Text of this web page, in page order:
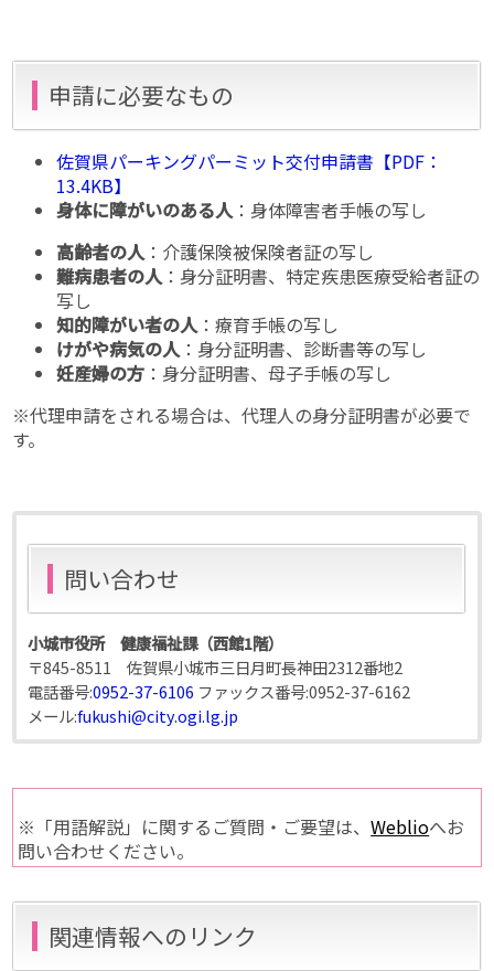
申請に必要なもの
佐賀県パーキングパーミット交付申請書【PDF：
13.4KB】
身体に障がいのある人 ：身体障害者手帳の写し
高齢者の人 ：介護保険被保険者証の写し
難病患者の人 ：身分証明書、特定疾患医療受給者証の
写し
知的障がい者の人 ：療育手帳の写し
けがや病気の人 ：身分証明書、診断書等の写し
妊産婦の方 ：身分証明書、母子手帳の写し
※代理申請をされる場合は、代理人の身分証明書が必要で
す。
問い合わせ
小城市役所 健康福祉課（西館1階）
〒845-8511 佐賀県小城市三日月町長神田2312番地2
電話番号:0952-37-6106 ファックス番号:0952-37-6162
メール:fukushi@city.ogi.lg.jp
※「用語解説」に関するご質問・ご要望は、Weblioへお
問い合わせください。
関連情報へのリンク